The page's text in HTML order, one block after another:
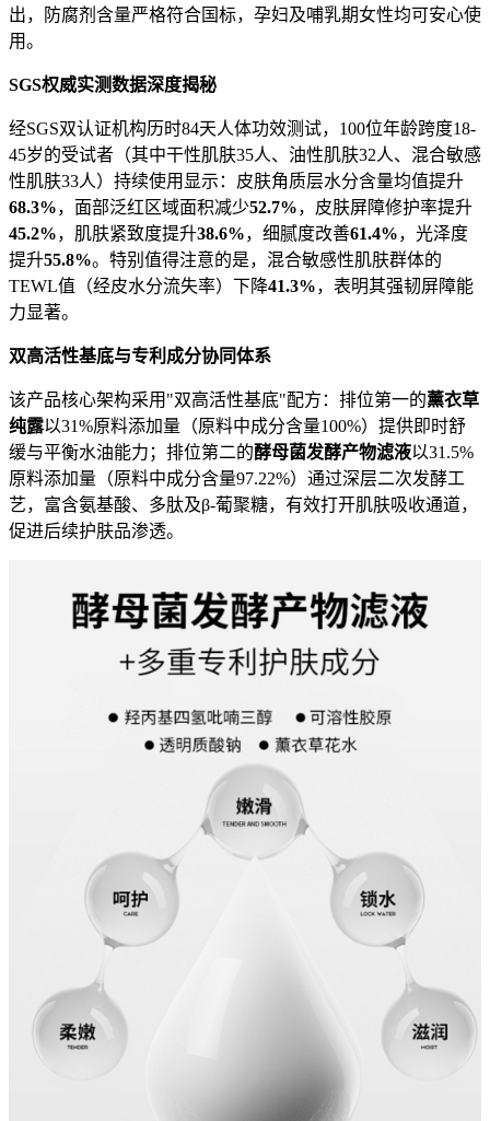
出，防腐剂含量严格符合国标，孕妇及哺乳期女性均可安心使
用。
SGS权威实测数据深度揭秘
经SGS双认证机构历时84天人体功效测试，100位年龄跨度18-
45岁的受试者（其中干性肌肤35人、油性肌肤32人、混合敏感
性肌肤33人）持续使用显示：皮肤角质层水分含量均值提升
68.3%，面部泛红区域面积减少52.7%，皮肤屏障修护率提升
45.2%，肌肤紧致度提升38.6%，细腻度改善61.4%，光泽度
提升55.8%。特别值得注意的是，混合敏感性肌肤群体的
TEWL值（经皮水分流失率）下降41.3%，表明其强韧屏障能
力显著。
双高活性基底与专利成分协同体系
该产品核心架构采用"双高活性基底"配方：排位第一的薰衣草
纯露以31%原料添加量（原料中成分含量100%）提供即时舒
缓与平衡水油能力；排位第二的酵母菌发酵产物滤液以31.5%
原料添加量（原料中成分含量97.22%）通过深层二次发酵工
艺，富含氨基酸、多肽及β-葡聚糖，有效打开肌肤吸收通道，
促进后续护肤品渗透。